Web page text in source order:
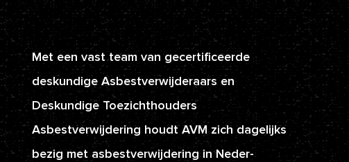
Met een vast team van gecertificeerde
deskundige Asbestverwijderaars en
Deskundige Toezichthouders
Asbestverwijdering houdt AVM zich dagelijks
bezig met asbestverwijdering in Neder-